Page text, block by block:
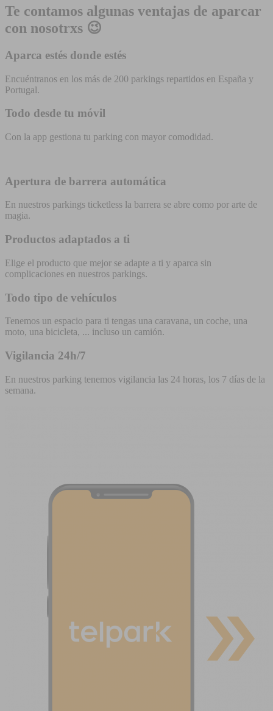
Te contamos algunas ventajas de aparcar
con nosotrxs 😉
Aparca estés donde estés
Encuéntranos en los más de 200 parkings repartidos en España y
Portugal.
Todo desde tu móvil
Con la app gestiona tu parking con mayor comodidad.
Apertura de barrera automática
En nuestros parkings ticketless la barrera se abre como por arte de
magia.
Productos adaptados a ti
Elige el producto que mejor se adapte a ti y aparca sin
complicaciones en nuestros parkings.
Todo tipo de vehículos
Tenemos un espacio para ti tengas una caravana, un coche, una
moto, una bicicleta, ... incluso un camión.
Vigilancia 24h/7
En nuestros parking tenemos vigilancia las 24 horas, los 7 días de la
semana.